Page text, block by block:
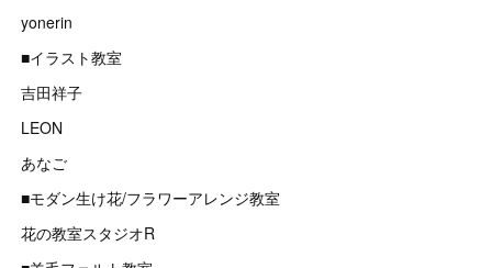
yonerin
■イラスト教室
吉田祥子
LEON
あなご
■モダン生け花/フラワーアレンジ教室
花の教室スタジオR